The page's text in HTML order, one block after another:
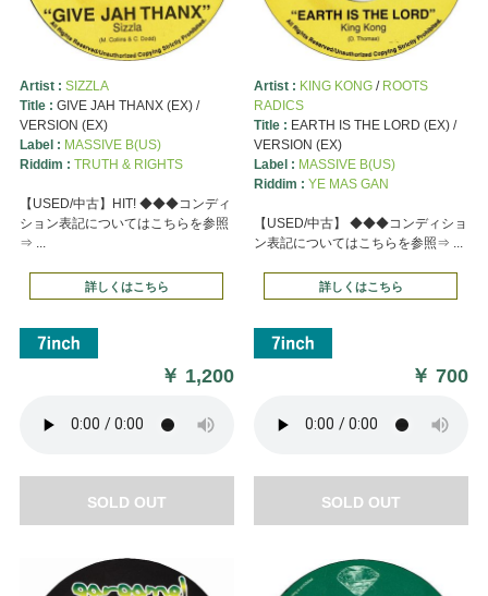
Artist : SIZZLA
Title : GIVE JAH THANX (EX) /
VERSION (EX)
Label : MASSIVE B(US)
Riddim : TRUTH & RIGHTS
【USED/中古】HIT! ◆◆◆コンディ
ション表記についてはこちらを参照
⇒ ...
詳しくはこちら
￥ 1,200
SOLD OUT
Artist : KING KONG/ ROOTS
RADICS
Title : EARTH IS THE LORD (EX) /
VERSION (EX)
Label : MASSIVE B(US)
Riddim : YE MAS GAN
【USED/中古】 ◆◆◆コンディショ
ン表記についてはこちらを参照⇒ ...
詳しくはこちら
￥700
SOLD OUT